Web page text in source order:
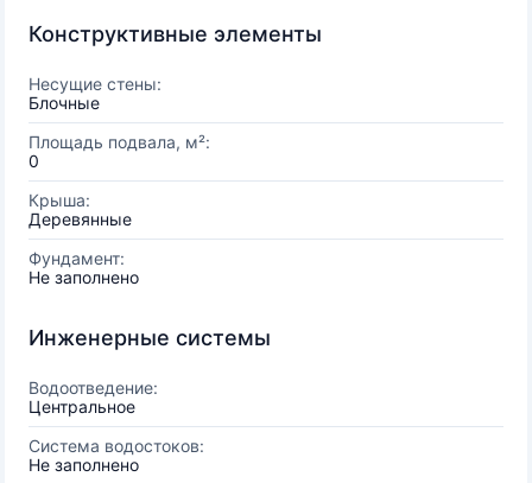
Конструктивные элементы
Несущие стены:
Блочные
Площадь подвала, м²:
0
Крыша:
Деревянные
Фундамент:
Не заполнено
Инженерные системы
Водоотведение:
Центральное
Система водостоков:
Не заполнено